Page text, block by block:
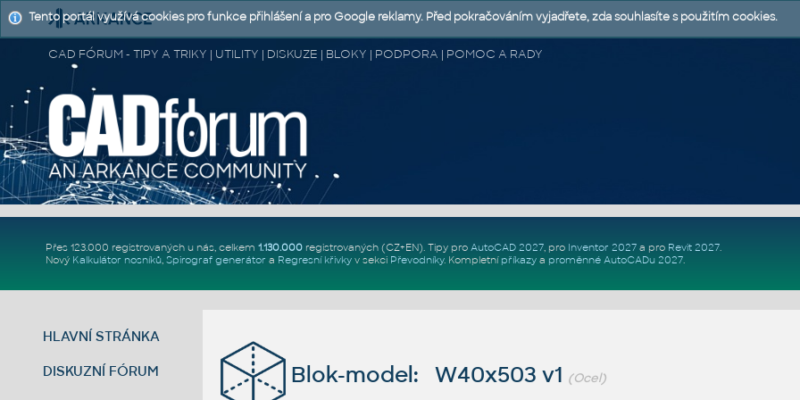
CAD FÓRUM - TIPY A TRIKY | UTILITY | DISKUZE | BLOKY | PODPORA | POMOC A RADY
Přes 123.000 registrovaných u nás, celkem 1.130.000registrovaných (CZ+EN). Tipy pro AutoCAD 2027, pro Inventor 2027a pro Revit 2027.
Nový Kalkulátor nosníků, Spirograf generátor a Regresní křivkyv sekci Převodníky. Kompletní příkazya proměnné AutoCADu 2027.
HLAVNÍ STRÁNKA
DISKUZNÍ FÓRUM Blok-model: W40x503 v1 (Ocel)
Tento portál využívá cookies pro funkce přihlášení a pro Google reklamy. Před pokračováním vyjadřete, zda souhlasíte s použitím cookies.